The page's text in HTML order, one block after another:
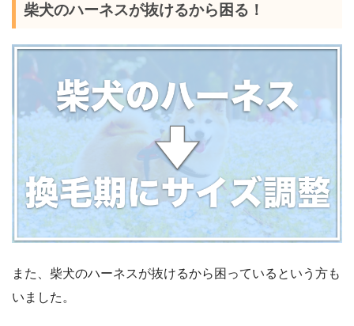
柴犬のハーネスが抜けるから困る！
また、柴犬のハーネスが抜けるから困っているという方も
いました。